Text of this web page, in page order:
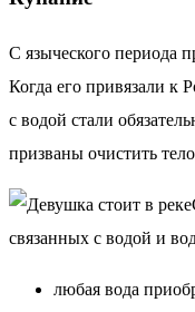
С языческого периода
Когда его привязали к
с водой стали
призваны очистить
связанных с водой и
любая вода